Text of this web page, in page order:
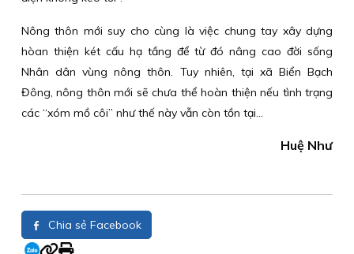
Nông thôn mới suy cho cùng là việc chung tay xây dựng
hòan thiện két cấu hạ tầng để từ đó nâng cao đời sống
Nhân dân vùng nông thôn. Tuy nhiên, tại xã Biển Bạch
Đông, nông thôn mới sẽ chưa thể hoàn thiện nếu tình trạng
các “xóm mồ côi” như thế này vẫn còn tồn tại...
Huệ Như
Chia sẻ Facebook